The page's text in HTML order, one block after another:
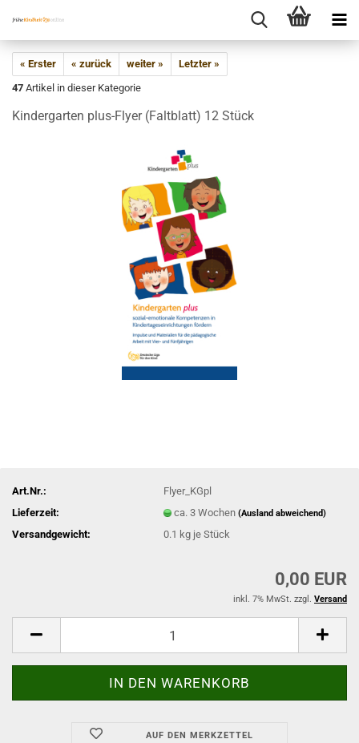
« Erster « zurück weiter »
Letzter »
47 Artikel in dieser Kategorie
Kindergarten plus-Flyer (Faltblatt) 12 Stück
Art.Nr.:
Flyer_KGpl
Lieferzeit:
ca. 3 Wochen(Ausland abweichend)
Versandgewicht: 0.1 kg je Stück
0,00 EUR
inkl. 7% MwSt. zzgl. Versand
AUF DEN MERKZETTEL